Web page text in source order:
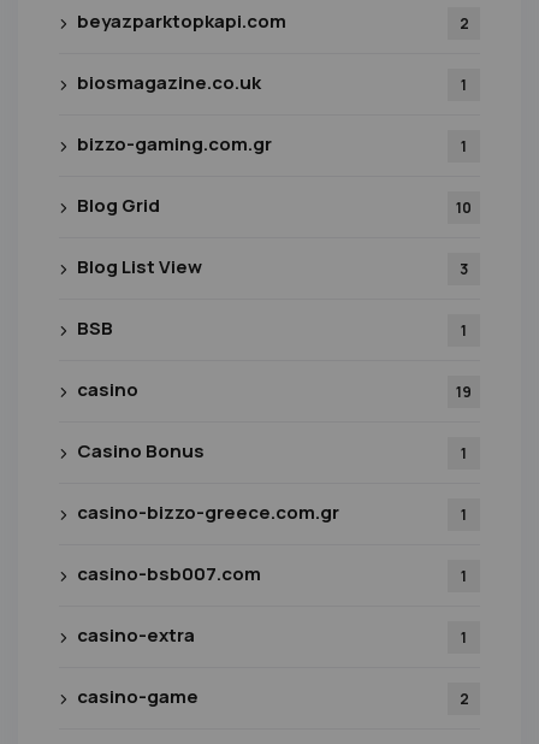
beyazparktopkapi.com 2
biosmagazine.co.uk 1
bizzo-gaming.com.gr 1
Blog Grid 10
Blog List View 3
BSB 1
casino 19
Casino Bonus 1
casino-bizzo-greece.com.gr 1
casino-bsb007.com 1
casino-extra 1
casino-game 2